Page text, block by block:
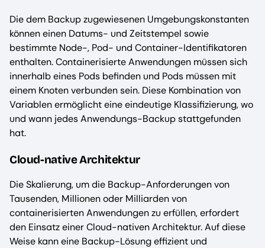
Die dem Backup zugewiesenen Umgebungskonstanten
können einen Datums- und Zeitstempel sowie
bestimmte Node-, Pod- und Container-Identifikatoren
enthalten. Containerisierte Anwendungen müssen sich
innerhalb eines Pods befinden und Pods müssen mit
einem Knoten verbunden sein. Diese Kombination von
Variablen ermöglicht eine eindeutige Klassifizierung, wo
und wann jedes Anwendungs-Backup stattgefunden
hat.
Cloud-native Architektur
Die Skalierung, um die Backup-Anforderungen von
Tausenden, Millionen oder Milliarden von
containerisierten Anwendungen zu erfüllen, erfordert
den Einsatz einer Cloud-nativen Architektur. Auf diese
Weise kann eine Backup-Lösung effizient und